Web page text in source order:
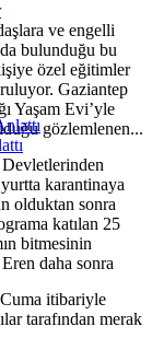
ve engelli
bulunduğu bu
özel eğitimler
Gaziantep
Yaşam Evi’yle
gözlemlenen...
karantinaya
olduktan sonra
katılan 25
bitmesinin
daha sonra
Cuma itibariyle
tarafından merak